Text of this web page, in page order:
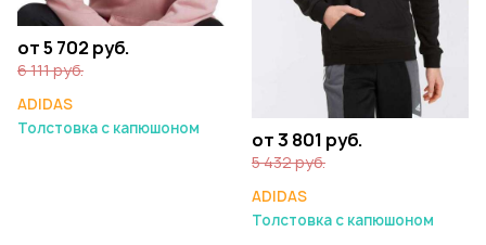
от 5 702 руб.
6 111 руб.
ADIDAS
Толстовка с капюшоном
от 3 801 руб.
5 432 руб.
ADIDAS
Толстовка с капюшоном